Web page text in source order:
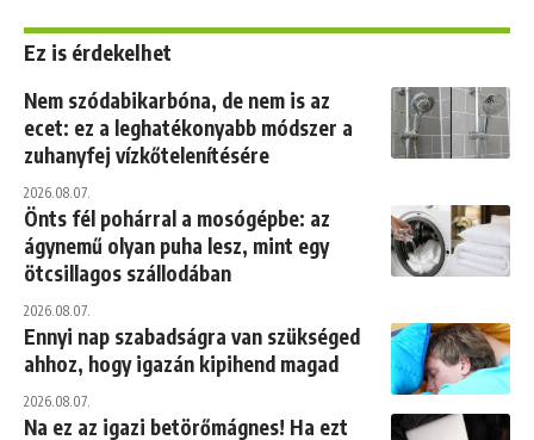
Ez is érdekelhet
Nem szódabikarbóna, de nem is az
ecet: ez a leghatékonyabb módszer a
zuhanyfej vízkőtelenítésére
2026.08.07.
Önts fél pohárral a mosógépbe: az
ágynemű olyan puha lesz, mint egy
ötcsillagos szállodában
2026.08.07.
Ennyi nap szabadságra van szükséged
ahhoz, hogy igazán kipihend magad
2026.08.07.
Na ez az igazi betörőmágnes! Ha ezt